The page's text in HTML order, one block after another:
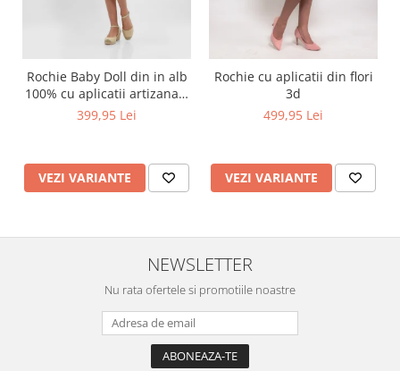
Rochie Baby Doll din in alb
100% cu aplicatii artizanale
maci rosii
399,95 Lei
VEZI VARIANTE
Rochie cu aplicatii din flori
3d
499,95 Lei
VEZI VARIANTE
NEWSLETTER
Nu rata ofertele si promotiile noastre